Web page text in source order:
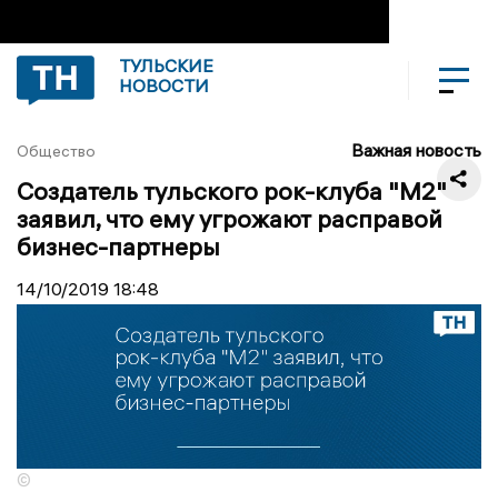
ТУЛЬСКИЕ
НОВОСТИ
Общество Важная новость
Создатель тульского рок-клуба "М2"
заявил, что ему угрожают расправой
бизнес-партнеры
14/10/2019 18:48
©